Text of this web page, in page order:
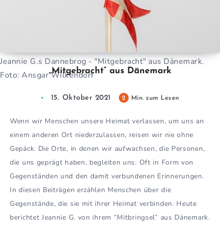
Jeannie G.s Dannebrog - "Mitgebracht" aus Dänemark.
Foto: Ansgar Wilkendorf„Mitgebracht“ aus Dänemark
15. Oktober 2021 2 Min. zum Lesen
Wenn wir Menschen unsere Heimat verlassen, um uns an
einem anderen Ort niederzulassen, reisen wir nie ohne
Gepäck. Die Orte, in denen wir aufwachsen, die Personen,
die uns geprägt haben, begleiten uns: Oft in Form von
Gegenständen und den damit verbundenen Erinnerungen.
In diesen Beiträgen erzählen Menschen über die
Gegenstände, die sie mit ihrer Heimat verbinden. Heute
berichtet Jeannie G. von ihrem “Mitbringsel” aus Dänemark.